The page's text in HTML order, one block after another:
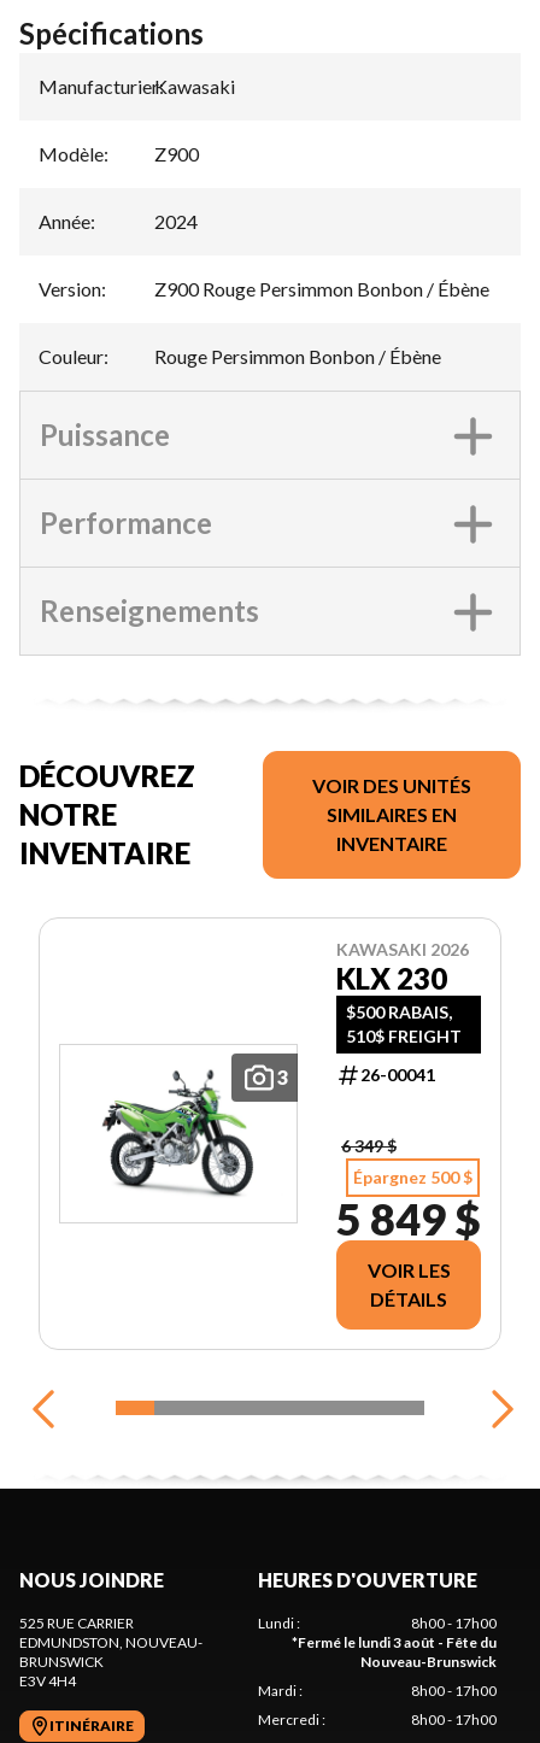
Spécifications
Manufacturier:
Kawasaki
Modèle: Z900
Année: 2024
Version: Z900 Rouge Persimmon Bonbon / Ébène
Couleur: Rouge Persimmon Bonbon / Ébène
Puissance
Performance
Renseignements
DÉCOUVREZ
NOTRE
INVENTAIRE
VOIR DES UNITÉS
SIMILAIRES EN
INVENTAIRE
3
KAWASAKI 2026
KLX 230
$500 RABAIS,
510$ FREIGHT
26-00041
6 349 $
Épargnez 500 $
5 849 $
VOIR LES
DÉTAILS
NOUS JOINDRE
525 RUE CARRIER
EDMUNDSTON , NOUVEAU-
BRUNSWICK
E3V 4H4
ITINÉRAIRE
HEURES D'OUVERTURE
Lundi:
8h00 - 17h00
*Fermé le lundi 3 août - Fête du
Nouveau-Brunswick
Mardi:
8h00 - 17h00
Mercredi:
8h00 - 17h00